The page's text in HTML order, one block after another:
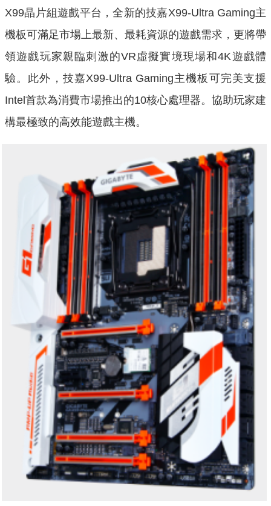
X99晶片組遊戲平台，全新的技嘉X99-Ultra Gaming主
機板可滿足市場上最新、最耗資源的遊戲需求，更將帶
領遊戲玩家親臨刺激的VR虛擬實境現場和4K遊戲體
驗。此外，技嘉X99-Ultra Gaming主機板可完美支援
Intel首款為消費市場推出的10核心處理器。協助玩家建
構最極致的高效能遊戲主機。